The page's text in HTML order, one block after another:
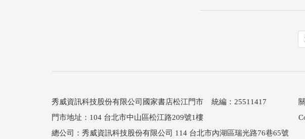
秀威資訊科技股份有限公司國家書店松江門市 統編：25511417
門市地址：104 台北市中山區松江路209號1樓
總公司：秀威資訊科技股份有限公司 114 台北市內湖區瑞光路76巷65號